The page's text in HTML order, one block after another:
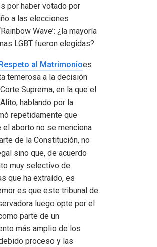
por haber votado por
a las elecciones
Wave’: ¿la mayoría
LGBT fueron elegidas?
al Matrimonioes
temerosa a la decisión
Suprema, en la que el
hablando por la
repetidamente que
el aborto no se menciona
de la Constitución, no
sino que, de acuerdo
muy selectivo de
que ha extraído, es
es que este tribunal de
luego opte por el
parte de un
más amplio de los
proceso y las